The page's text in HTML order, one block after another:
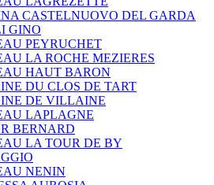
CASTELNUOVO DEL GARDA
GINO
PEYRUCHET
LA ROCHE MEZIERES
HAUT BARON
DU CLOS DE TART
DE VILLAINE
LAPLAGNE
BERNARD
LA TOUR DE BY
NENIN